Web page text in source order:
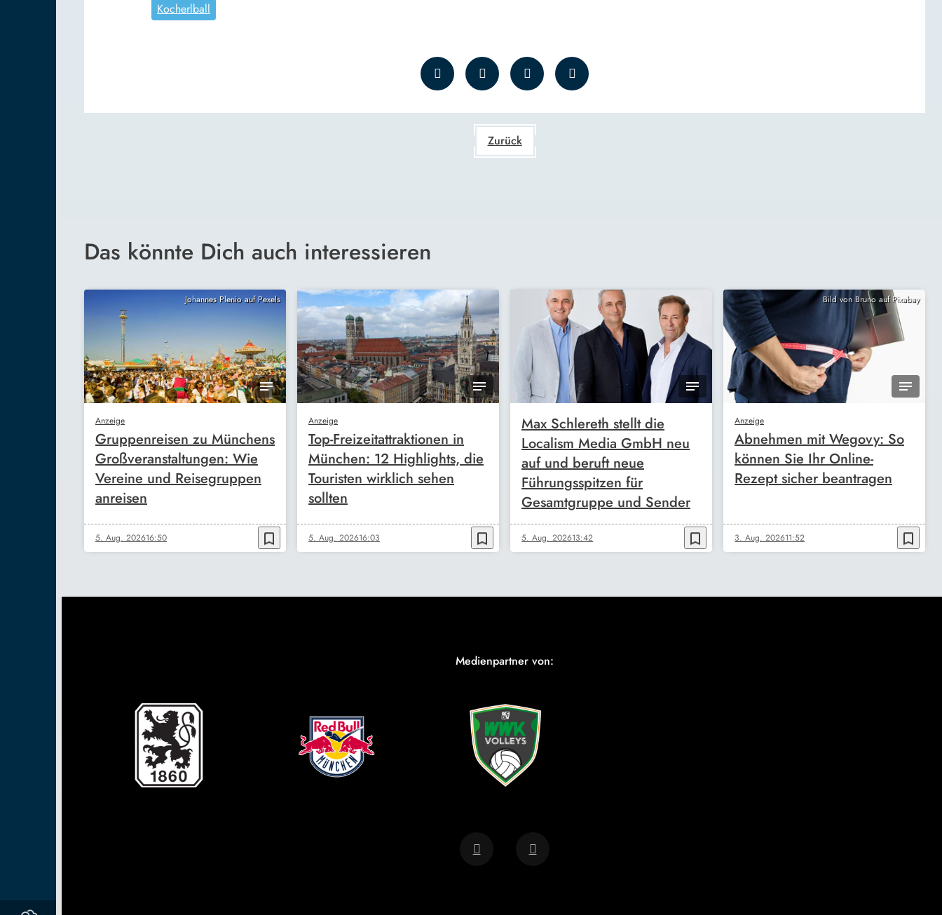
Kocherlball
Zurück
Das könnte Dich auch interessieren
Johannes Plenio auf Pexels
Anzeige
Gruppenreisen zu Münchens
Großveranstaltungen: Wie
Vereine und Reisegruppen
anreisen
5. Aug. 202616:50 bookmark_border
Anzeige
Top-Freizeitattraktionen in
München: 12 Highlights, die
Touristen wirklich sehen
sollten
5. Aug. 202616:03 bookmark_border
Max Schlereth stellt die
Localism Media GmbH neu
auf und beruft neue
Führungsspitzen für
Gesamtgruppe und Sender
5. Aug. 202613:42 bookmark_border
Bild von Bruno auf Pixabay
Anzeige
Abnehmen mit Wegovy: So
können Sie Ihr Online-
Rezept sicher beantragen
3. Aug. 202611:52 bookmark_border
Medienpartner von: